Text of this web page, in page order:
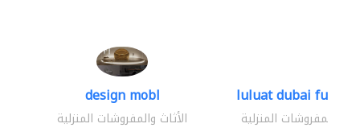
design mobl
الأثاث والمفروشات المنزلية
luluat dubai
والمفروشات المنزلية